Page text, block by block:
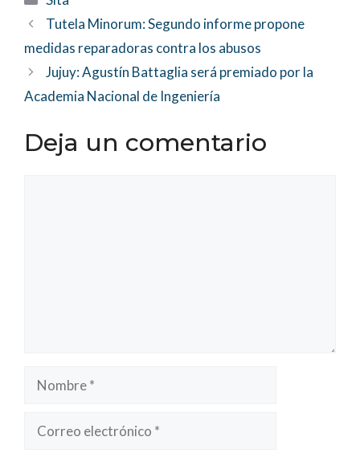
Tutela Minorum: Segundo informe propone
medidas reparadoras contra los abusos
Jujuy: Agustín Battaglia será premiado por la
Academia Nacional de Ingeniería
Deja un comentario
electrónico